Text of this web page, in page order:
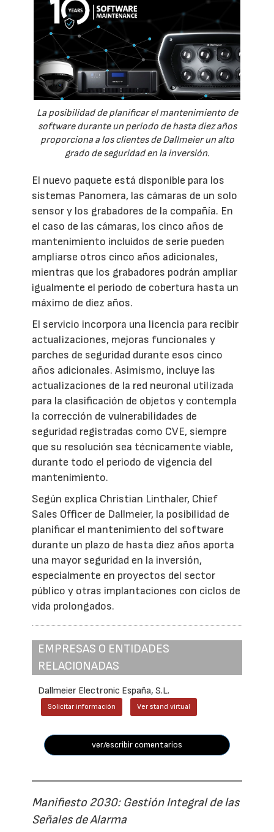
La posibilidad de planificar el mantenimiento de
software durante un periodo de hasta diez años
proporciona a los clientes de Dallmeier un alto
grado de seguridad en la inversión.
El nuevo paquete está disponible para los
sistemas Panomera, las cámaras de un solo
sensor y los grabadores de la compañía. En
el caso de las cámaras, los cinco años de
mantenimiento incluidos de serie pueden
ampliarse otros cinco años adicionales,
mientras que los grabadores podrán ampliar
igualmente el periodo de cobertura hasta un
máximo de diez años.
El servicio incorpora una licencia para recibir
actualizaciones, mejoras funcionales y
parches de seguridad durante esos cinco
años adicionales. Asimismo, incluye las
actualizaciones de la red neuronal utilizada
para la clasificación de objetos y contempla
la corrección de vulnerabilidades de
seguridad registradas como CVE, siempre
que su resolución sea técnicamente viable,
durante todo el periodo de vigencia del
mantenimiento.
Según explica Christian Linthaler, Chief
Sales Officer de Dallmeier, la posibilidad de
planificar el mantenimiento del software
durante un plazo de hasta diez años aporta
una mayor seguridad en la inversión,
especialmente en proyectos del sector
público y otras implantaciones con ciclos de
vida prolongados.
EMPRESAS O ENTIDADES
RELACIONADAS
Dallmeier Electronic España, S.L.
Solicitar información Ver stand virtual
ver/escribir comentarios
Manifiesto 2030: Gestión Integral de las
Señales de Alarma